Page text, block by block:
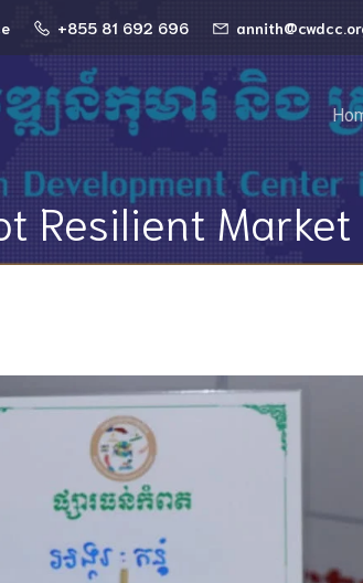
+855 81 692 696
Resilient Market